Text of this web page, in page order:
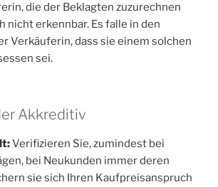
die der Beklagten zuzurechnen
nicht erkennbar. Es falle in den
Verkäuferin, dass sie einem solchen
sei.
Akkreditiv
Verifizieren Sie, zumindest bei
bei Neukunden immer deren
sie sich Ihren Kaufpreisanspruch